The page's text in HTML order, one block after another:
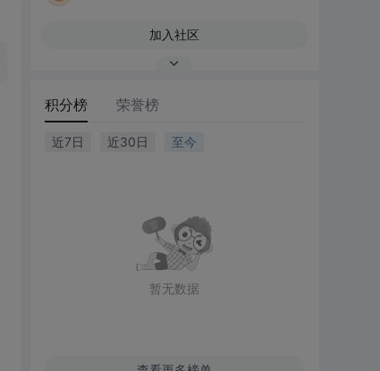
加入社区
积分榜 荣誉榜
近7日 近30日 至今
暂无数据